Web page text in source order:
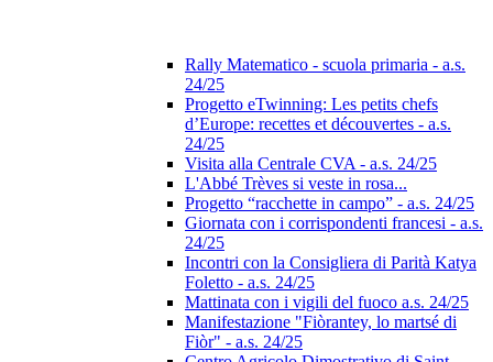
Rally Matematico - scuola primaria - a.s.
24/25
Progetto eTwinning: Les petits chefs
d’Europe: recettes et découvertes - a.s.
24/25
Visita alla Centrale CVA - a.s. 24/25
L'Abbé Trèves si veste in rosa...
Progetto “racchette in campo” - a.s. 24/25
Giornata con i corrispondenti francesi - a.s.
24/25
Incontri con la Consigliera di Parità Katya
Foletto - a.s. 24/25
Mattinata con i vigili del fuoco a.s. 24/25
Manifestazione "Fiòrantey, lo martsé di
Fiòr" - a.s. 24/25